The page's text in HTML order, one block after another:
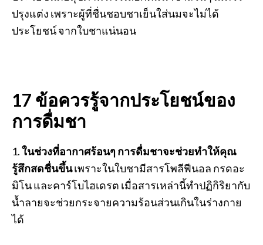
ปรุงแต่ง เพราะผู้ที่ชื่นชอบชาเย็นใส่นมจะไม่ได้
ประโยชน์ จากใบชาแน่นอน
17 ข้อควรรู้จากประโยชน์ของ
การดื่มชา
1.ในช่วงที่อากาศร้อนๆ การดื่มชาจะช่วยทำให้คุณ
รู้สึกสดชื่นขึ้นเพราะในใบชามีสารโพลีฟีนอล กรดอะ
มิโน และคาร์โบไฮเดรต เมื่อสารเหล่านี้ทำปฏิกิริยากับ
น้ำลายจะช่วยกระจายความร้อนส่วนเกินในร่างกาย
ได้